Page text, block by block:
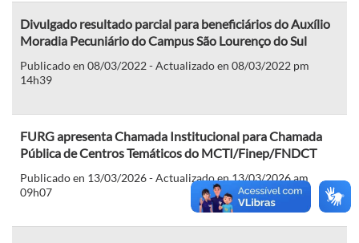
Divulgado resultado parcial para beneficiários do Auxílio
Moradia Pecuniário do Campus São Lourenço do Sul
Publicado en 08/03/2022 - Actualizado en 08/03/2022 pm
14h39
FURG apresenta Chamada Institucional para Chamada
Pública de Centros Temáticos do MCTI/Finep/FNDCT
Publicado en 13/03/2026 - Actualizado en 13/03/2026 am
09h07